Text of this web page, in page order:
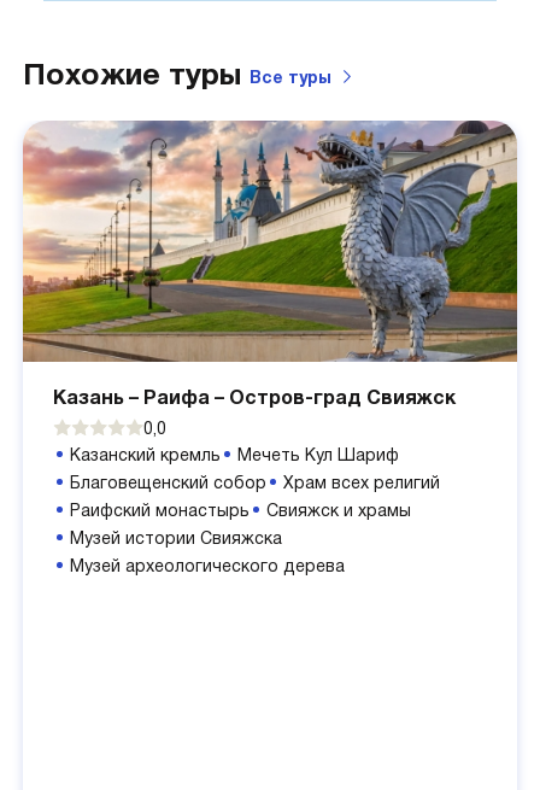
Похожие туры Все туры
Казань – Раифа – Остров-град Свияжск
0,0
Казанский кремль
Мечеть Кул Шариф
Благовещенский собор
Храм всех религий
Раифский монастырь
Свияжск и храмы
Музей истории Свияжска
Музей археологического дерева